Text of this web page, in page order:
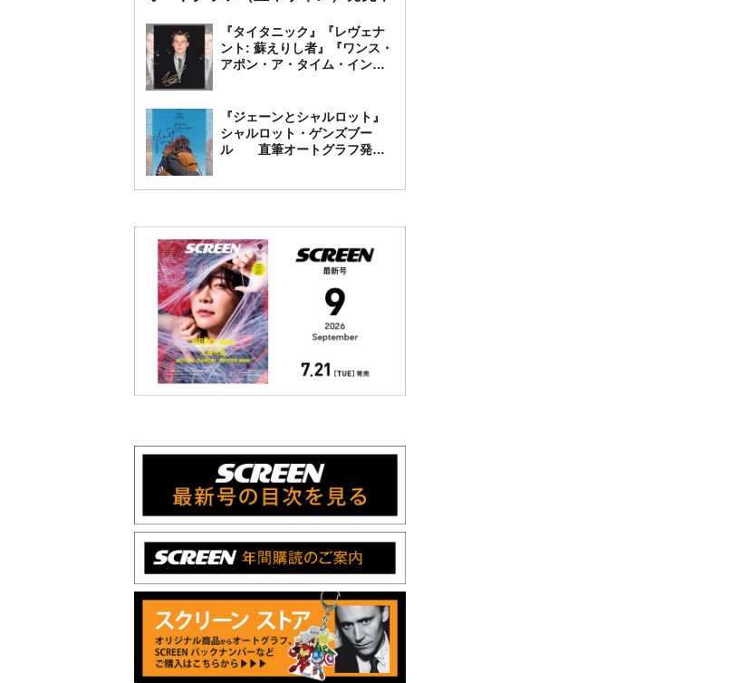
『タイタニック』『レヴェナ
ント: 蘇えりし者』『ワンス・
アポン・ア・タイム・イン・
フ発売中
『ジェーンとシャルロット』
シャルロット・ゲンズブー
ル 直筆オートグラフ発売